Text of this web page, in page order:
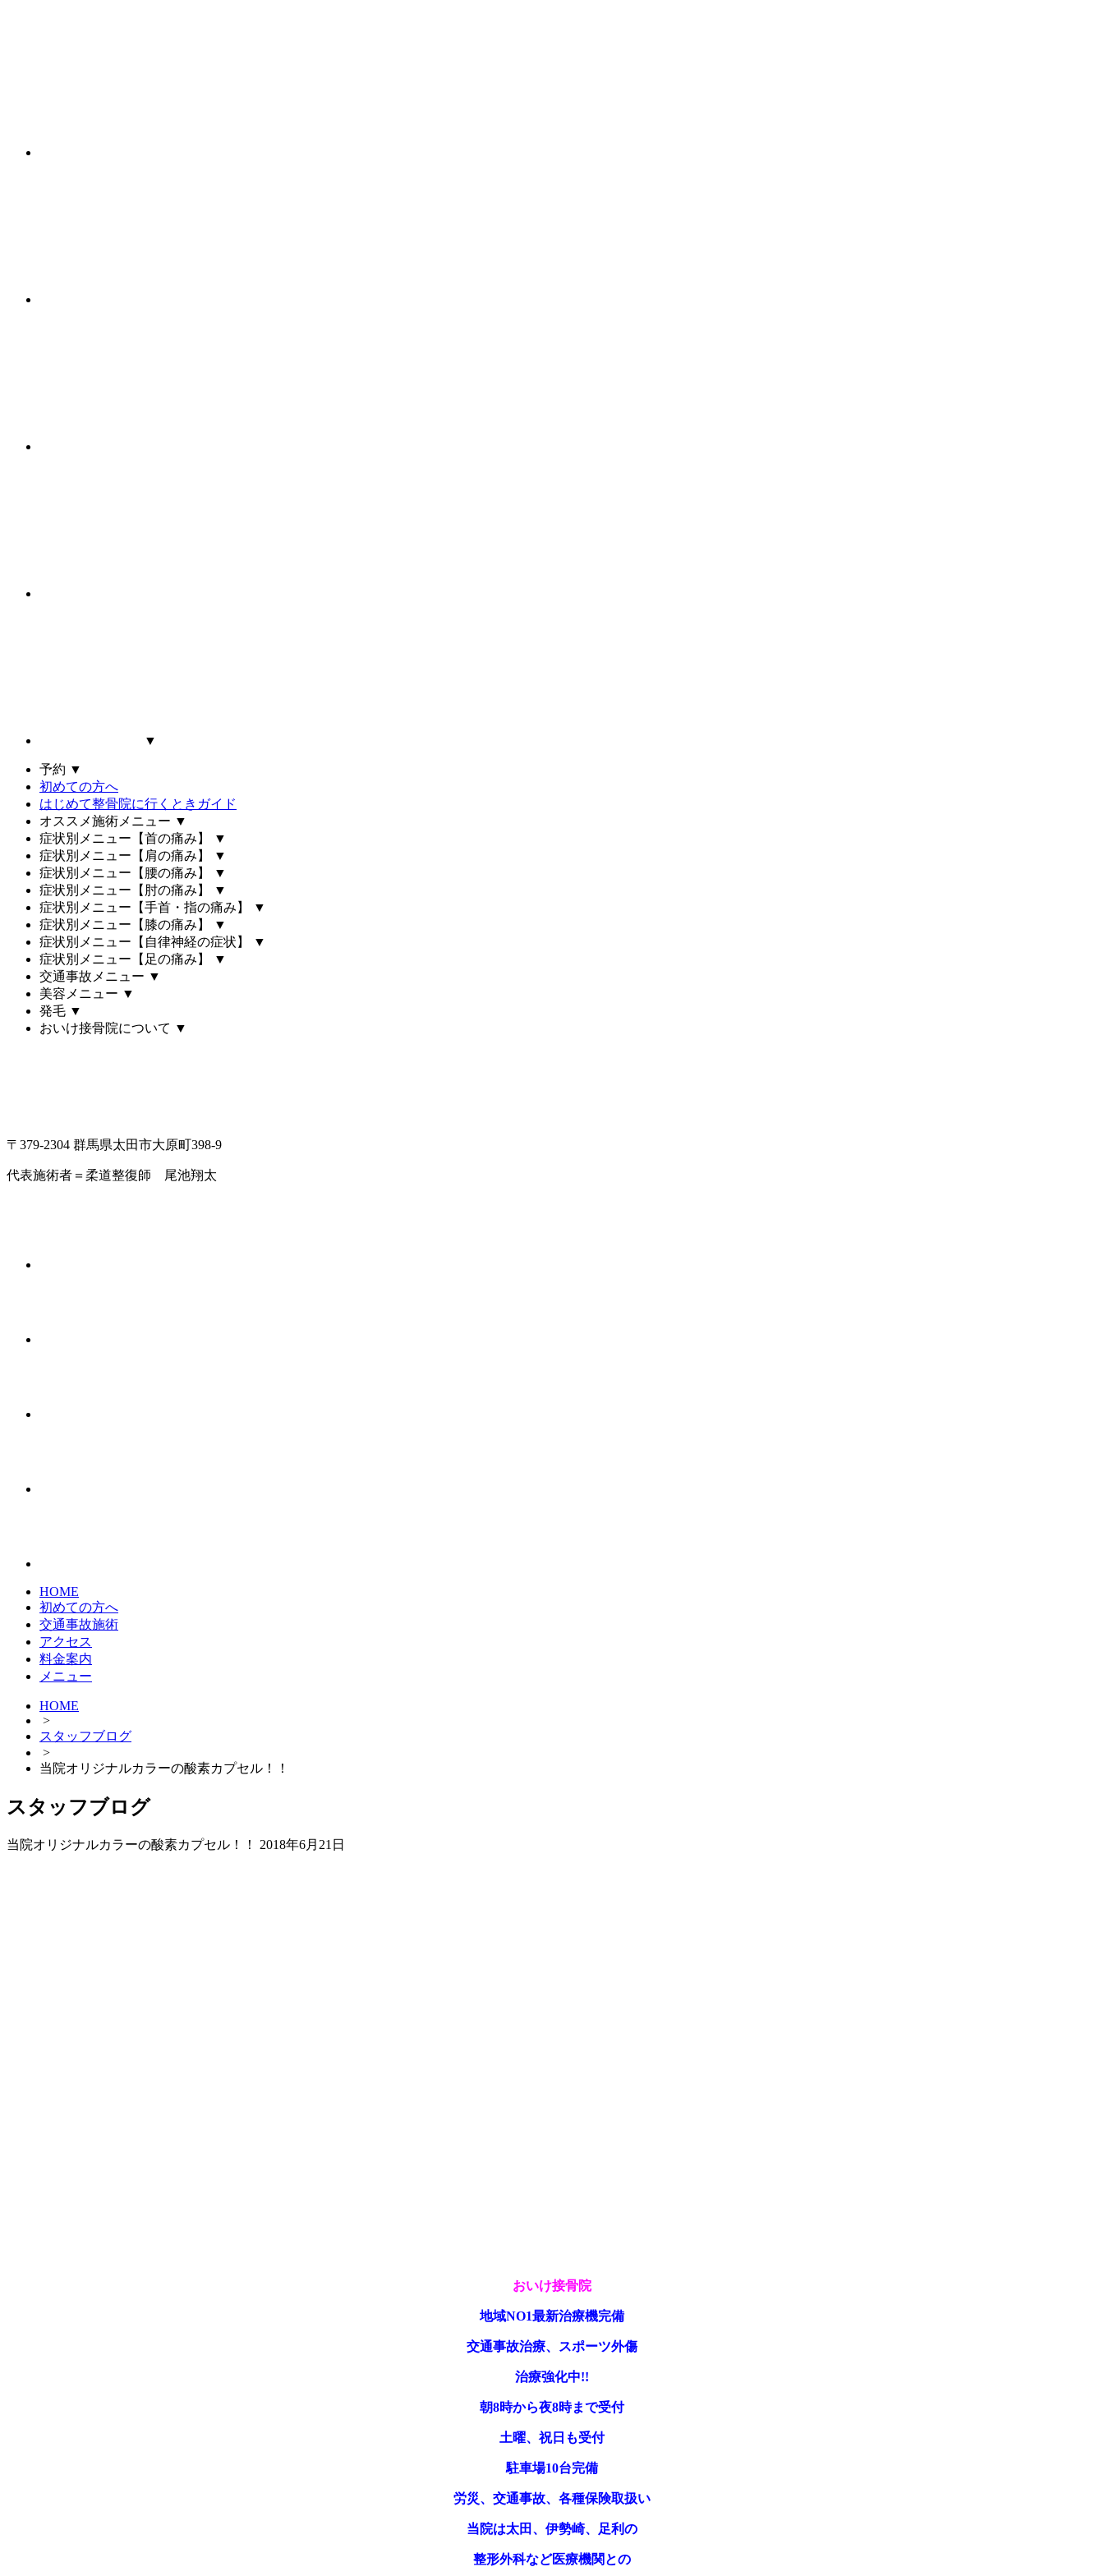
▼
予約 ▼
初めての方へ
はじめて整骨院に行くときガイド
オススメ施術メニュー ▼
症状別メニュー【首の痛み】
▼
症状別メニュー【肩の痛み】
▼
症状別メニュー【腰の痛み】
▼
症状別メニュー【肘の痛み】
▼
症状別メニュー【手首・指の痛み】
▼
症状別メニュー【膝の痛み】
▼
症状別メニュー【自律神経の症状】
▼
症状別メニュー【足の痛み】
▼
交通事故メニュー ▼
美容メニュー ▼
発毛 ▼
おいけ接骨院について ▼
〒379-2304 群馬県太田市大原町398-9
代表施術者＝柔道整復師 尾池翔太
HOME
初めての方へ
交通事故施術
アクセス
料金案内
メニュー
HOME
>
スタッフブログ
>
当院オリジナルカラーの酸素カプセル！！
スタッフブログ
当院オリジナルカラーの酸素カプセル！！ 2018年6月21日
おいけ接骨院
地域NO1最新治療機完備
交通事故治療、スポーツ外傷
治療強化中!!
朝8時から夜8時まで受付
土曜、祝日も受付
駐車場10台完備
労災、交通事故、各種保険取扱い
当院は太田、伊勢崎、足利の
整形外科など医療機関との